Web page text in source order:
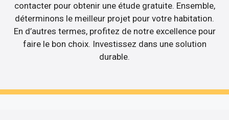
contacter pour obtenir une étude gratuite. Ensemble,
déterminons le meilleur projet pour votre habitation.
En d’autres termes, profitez de notre excellence pour
faire le bon choix. Investissez dans une solution
durable.